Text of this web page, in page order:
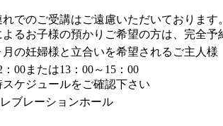
でのご受講はご遠慮いただいております。
るお子様の預かりご希望の方は、完全予
月の妊婦様と立合いを希望されるご主人様
：00または13：00～15：00
スケジュールをご確認下さい
ブレーションホール